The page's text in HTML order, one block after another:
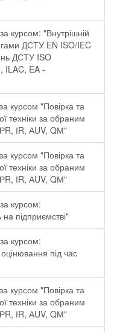
курсом: "Внутрішній
ДСТУ EN ISO/IEC
ДСТУ ISO
ILAC, EA -
курсом "Повірка та
техніки за обраним
ІR, АUV, QМ"
курсом "Повірка та
техніки за обраним
ІR, АUV, QМ"
курсом:
підприємстві"
курсом:
під час
курсом "Повірка та
техніки за обраним
ІR, АUV, QМ"